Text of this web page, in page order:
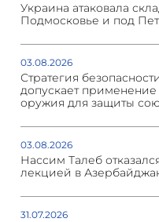
Украина атаковала
Подмосковье и под
03.08.2026
Стратегия
допускает применение
оружия для защиты
03.08.2026
Нассим Талеб
лекцией в
31.07.2026